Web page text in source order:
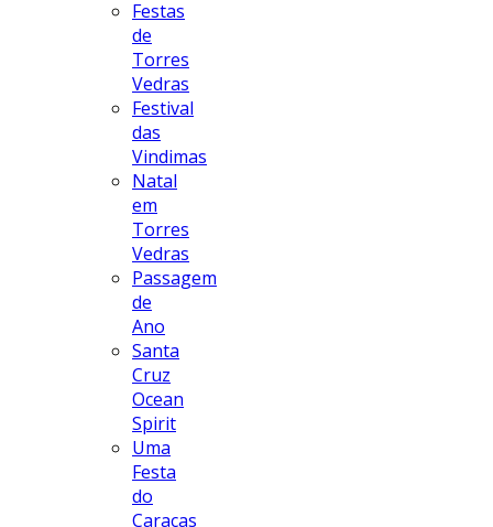
Festas
de
Torres
Vedras
Festival
das
Vindimas
Natal
em
Torres
Vedras
Passagem
de
Ano
Santa
Cruz
Ocean
Spirit
Uma
Festa
do
Caraças